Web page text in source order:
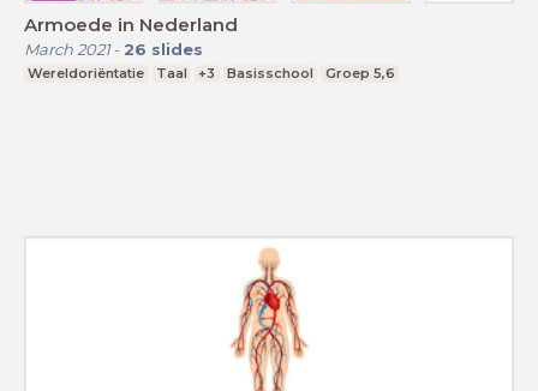
Armoede in Nederland
March 2021- 26 slides
Wereldoriëntatie Taal +3 Basisschool Groep 5,6